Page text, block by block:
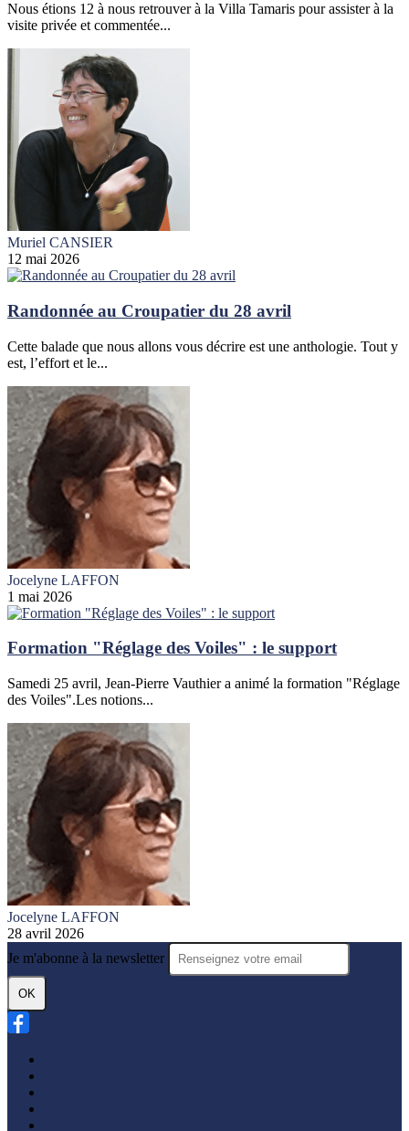
Nous étions 12 à nous retrouver à la Villa Tamaris pour assister à la
visite privée et commentée...
Muriel CANSIER
12 mai 2026
Randonnée au Croupatier du 28 avril
Cette balade que nous allons vous décrire est une anthologie. Tout y
est, l’effort et le...
Jocelyne LAFFON
1 mai 2026
Formation "Réglage des Voiles" : le support
Samedi 25 avril, Jean-Pierre Vauthier a animé la formation "Réglage
des Voiles".Les notions...
Jocelyne LAFFON
28 avril 2026
Je m'abonne à la newsletter
OK